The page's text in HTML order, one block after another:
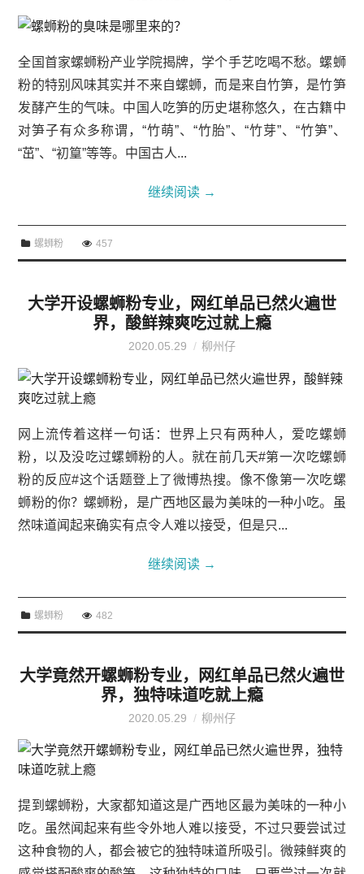
全国首家螺蛳粉产业学院揭牌，学个手艺吃喝不愁。螺蛳
粉的特别风味其实并不来自螺蛳，而是来自竹笋，是竹笋
发酵产生的气味。中国人吃笋的历史堪称悠久，在古籍中
对笋子有众多称谓，“竹萌”、“竹胎”、“竹芽”、“竹笋”、
“茁”、“初篁”等等。中国古人...
继续阅读 →
螺蛳粉 457
大学开设螺蛳粉专业，网红单品已然火遍世
界，酸鲜辣爽吃过就上瘾
2020.05.29 柳州仔
网上流传着这样一句话：世界上只有两种人，爱吃螺蛳
粉，以及没吃过螺蛳粉的人。就在前几天#第一次吃螺蛳
粉的反应#这个话题登上了微博热搜。像不像第一次吃螺
蛳粉的你？螺蛳粉，是广西地区最为美味的一种小吃。虽
然味道闻起来确实有点令人难以接受，但是只...
继续阅读 →
螺蛳粉 482
大学竟然开螺蛳粉专业，网红单品已然火遍世
界，独特味道吃就上瘾
2020.05.29 柳州仔
提到螺蛳粉，大家都知道这是广西地区最为美味的一种小
吃。虽然闻起来有些令外地人难以接受，不过只要尝试过
这种食物的人，都会被它的独特味道所吸引。微辣鲜爽的